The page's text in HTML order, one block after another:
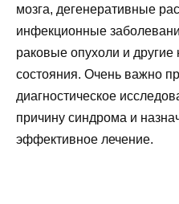
мозга, дегенеративные
инфекционные
раковые опухоли и другие
состояния. Очень важно
диагностическое
причину синдрома и
эффективное лечение.